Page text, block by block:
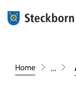
Home